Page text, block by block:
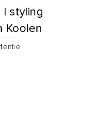
styling
Koolen